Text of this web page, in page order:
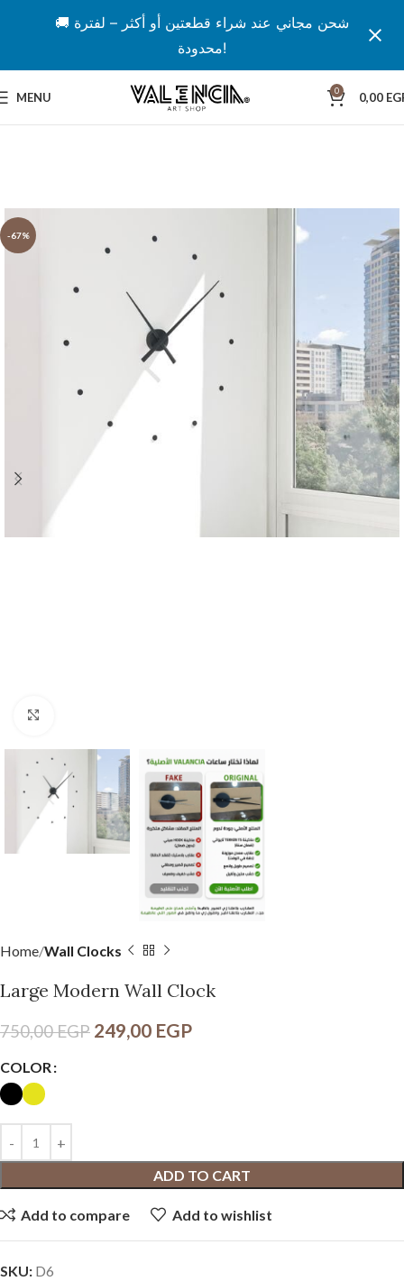
🚚 شحن مجاني عند شراء قطعتين أو أكثر – لفترة
محدودة!
MENU 0 0,00
-67%
Home Wall Clocks
Large Modern Wall Clock
750,00EGP 249,00 EGP
COLOR
ADD TO CART
Add to compare Add to wishlist
SKU: D6